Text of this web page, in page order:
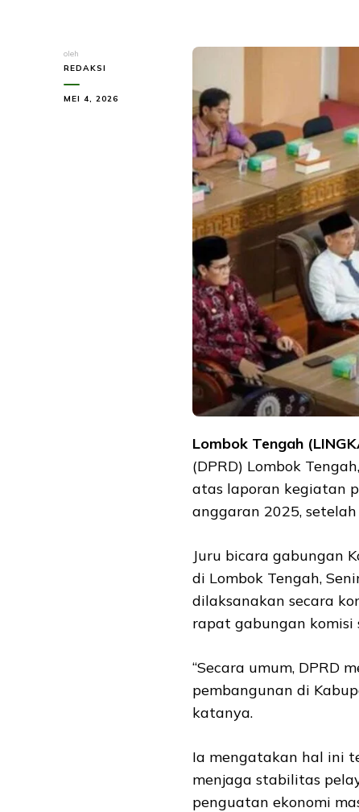
oleh
REDAKSI
MEI 4, 2026
Lombok Tengah
(DPRD) Lombok
atas laporan kegiatan
anggaran 2025,
Juru bicara gabungan
di Lombok Tengah,
dilaksanakan secara
rapat gabungan
“Secara umum, DPRD
pembangunan di
katanya.
Ia mengatakan hal ini
menjaga stabilitas
penguatan ekonomi